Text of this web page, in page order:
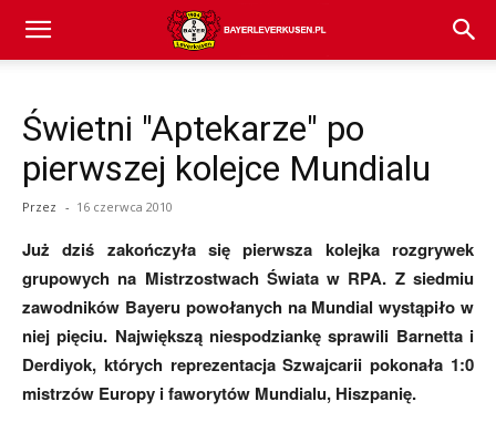
Bayer
aktualności
Świetni "Aptekarze" po
pierwszej kolejce Mundialu
Przez - 16 czerwca 2010
Już dziś zakończyła się pierwsza kolejka rozgrywek
grupowych na Mistrzostwach Świata w RPA. Z siedmiu
zawodników Bayeru powołanych na Mundial wystąpiło w
niej pięciu. Największą niespodziankę sprawili Barnetta i
Derdiyok, których reprezentacja Szwajcarii pokonała 1:0
mistrzów Europy i faworytów Mundialu, Hiszpanię.